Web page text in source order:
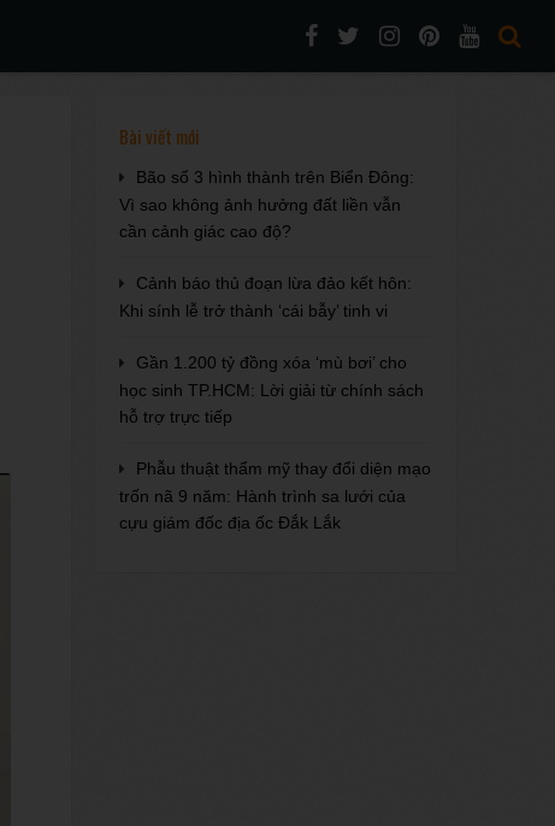
Bài viết mới
Bão số 3 hình thành trên Biển Đông:
Vì sao không ảnh hưởng đất liền vẫn
cần cảnh giác cao độ?
Cảnh báo thủ đoạn lừa đảo kết hôn:
Khi sính lễ trở thành ‘cái bẫy’ tinh vi
Gần 1.200 tỷ đồng xóa ‘mù bơi’ cho
học sinh TP.HCM: Lời giải từ chính sách
hỗ trợ trực tiếp
Phẫu thuật thẩm mỹ thay đổi diện mạo
trốn nã 9 năm: Hành trình sa lưới của
cựu giám đốc địa ốc Đắk Lắk